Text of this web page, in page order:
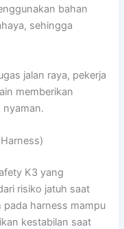
bahan
sehingga
jalan raya, pekerja
memberikan
nyaman.
K3 yang
risiko jatuh saat
pada harness mampu
kestabilan saat